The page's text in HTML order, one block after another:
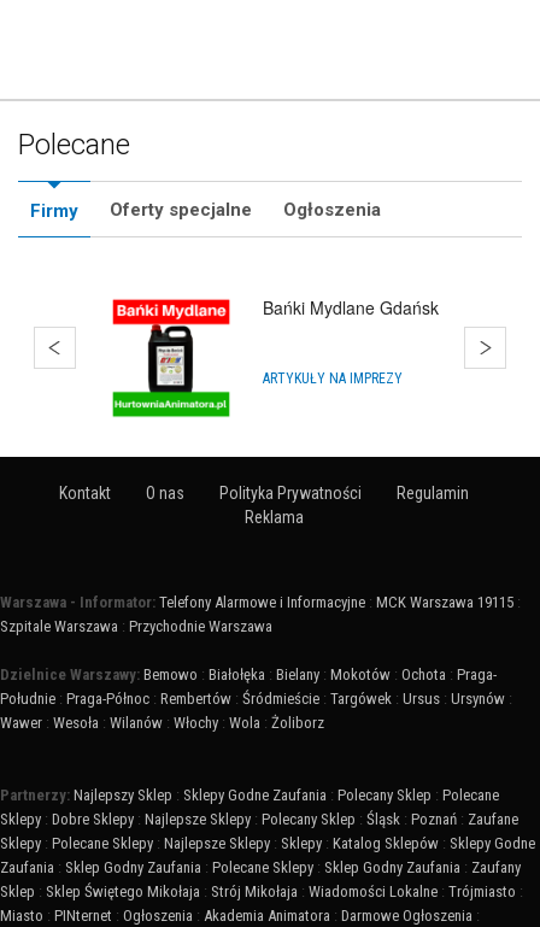
Polecane
Firmy Oferty specjalne Ogłoszenia
Bańki Mydlane Gdańsk
ARTYKUŁY NA IMPREZY
Kontakt O nas Polityka Prywatności
Regulamin
Reklama
Warszawa - Informator: Telefony Alarmowe i Informacyjne : MCK Warszawa 19115 :
Szpitale Warszawa : Przychodnie Warszawa
Dzielnice Warszawy: Bemowo : Białołęka : Bielany : Mokotów : Ochota : Praga-
Południe : Praga-Północ : Rembertów : Śródmieście : Targówek : Ursus : Ursynów :
Wawer : Wesoła : Wilanów : Włochy : Wola : Żoliborz
Partnerzy: Najlepszy Sklep : Sklepy Godne Zaufania : Polecany Sklep : Polecane
Sklepy : Dobre Sklepy : Najlepsze Sklepy : Polecany Sklep : Śląsk : Poznań : Zaufane
Sklepy : Polecane Sklepy : Najlepsze Sklepy : Sklepy : Katalog Sklepów : Sklepy Godne
Zaufania : Sklep Godny Zaufania : Polecane Sklepy : Sklep Godny Zaufania : Zaufany
Sklep : Sklep Świętego Mikołaja : Strój Mikołaja : Wiadomości Lokalne : Trójmiasto :
Miasto : PINternet : Ogłoszenia : Akademia Animatora : Darmowe Ogłoszenia :